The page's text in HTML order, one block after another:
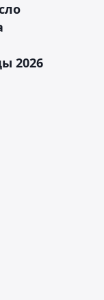
2026